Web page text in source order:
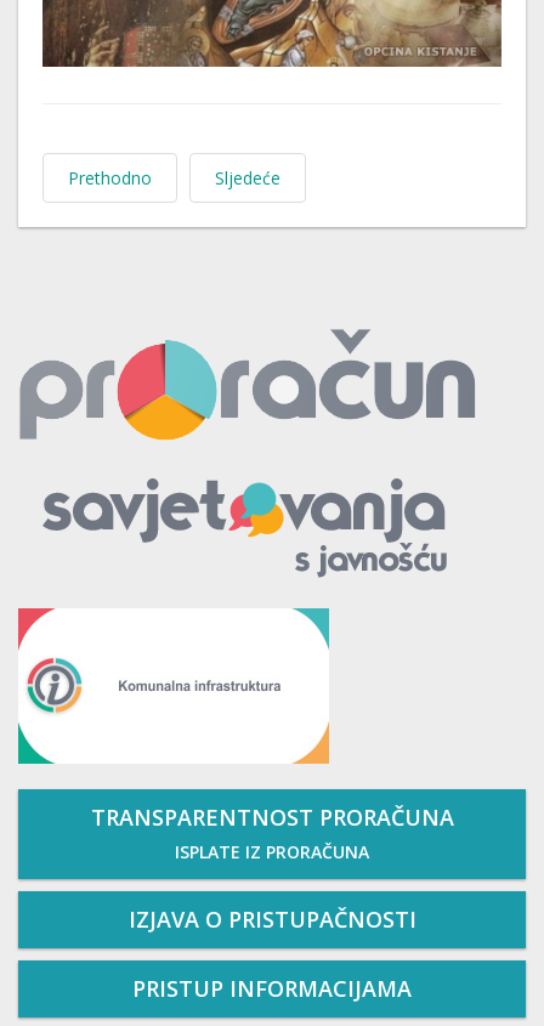
Prethodno Sljedeće
TRANSPARENTNOST PRORAČUNA
ISPLATE IZ PRORAČUNA
IZJAVA O PRISTUPAČNOSTI
PRISTUP INFORMACIJAMA